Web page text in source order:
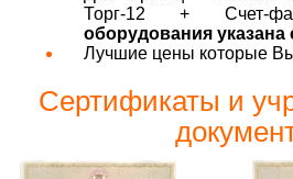
Торг-12 + Счет-
оборудования указана
Лучшие цены которые
Сертификаты и